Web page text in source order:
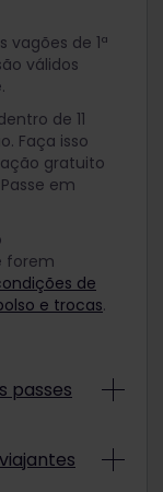
vagões de 1ª
válidos
de 11
Faça isso
gratuito
em
forem
de
e trocas.
passes
Passes
e